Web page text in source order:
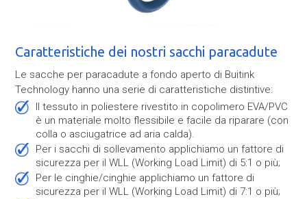
Caratteristiche dei nostri sacchi paracadute
Le sacche per paracadute a fondo aperto di Buitink
Technology hanno una serie di caratteristiche distintive:
Il tessuto in poliestere rivestito in copolimero EVA/PVC
è un materiale molto flessibile e facile da riparare (con
colla o asciugatrice ad aria calda).
Per i sacchi di sollevamento applichiamo un fattore di
sicurezza per il WLL (Working Load Limit) di 5:1 o più;
Per le cinghie/cinghie applichiamo un fattore di
sicurezza per il WLL (Working Load Limit) di 7:1 o più;